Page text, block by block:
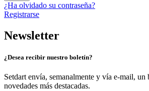
¿Ha olvidado su contraseña?
Registrarse
Newsletter
¿Desea recibir nuestro boletín?
Setdart envía, semanalmente y vía e-mail, un
novedades más destacadas.